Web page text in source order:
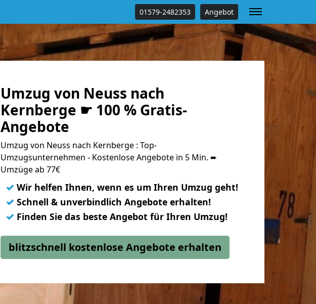
01579-2482353 Angebot
Umzug von Neuss nach
Kernberge ☛ 100 % Gratis-
Angebote
Umzug von Neuss nach Kernberge : Top-
Umzugsunternehmen - Kostenlose Angebote in 5 Min. ➨
Umzüge ab 77€
✓ Wir helfen Ihnen, wenn es um Ihren Umzug geht!
✓ Schnell & unverbindlich Angebote erhalten!
✓ Finden Sie das beste Angebot für Ihren Umzug!
blitzschnell kostenlose Angebote erhalten